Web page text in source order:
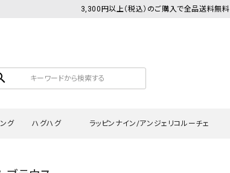
3,300円以上（税込）のご購入で全品送料無料
グ ハグハグ ラッピンナイン/アンジェリコルーチェ